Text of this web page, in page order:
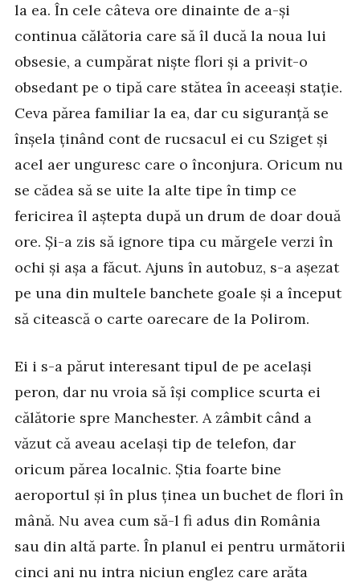
la ea. În cele câteva ore dinainte de a-și
continua călătoria care să îl ducă la noua lui
obsesie, a cumpărat niște flori și a privit-o
obsedant pe o tipă care stătea în aceeași stație.
Ceva părea familiar la ea, dar cu siguranță se
înșela ținând cont de rucsacul ei cu Sziget și
acel aer unguresc care o înconjura. Oricum nu
se cădea să se uite la alte tipe în timp ce
fericirea îl aștepta după un drum de doar două
ore. Și-a zis să ignore tipa cu mărgele verzi în
ochi și așa a făcut. Ajuns în autobuz, s-a așezat
pe una din multele banchete goale și a început
să citească o carte oarecare de la Polirom.
Ei i s-a părut interesant tipul de pe același
peron, dar nu vroia să își complice scurta ei
călătorie spre Manchester. A zâmbit când a
văzut că aveau același tip de telefon, dar
oricum părea localnic. Știa foarte bine
aeroportul și în plus ținea un buchet de flori în
mână. Nu avea cum să-l fi adus din România
sau din altă parte. În planul ei pentru următorii
cinci ani nu intra niciun englez care arăta